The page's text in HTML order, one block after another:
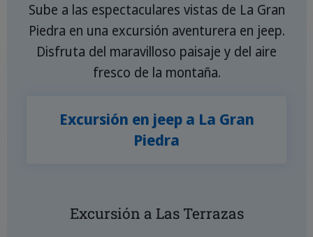
Sube a las espectaculares vistas de La Gran
Piedra en una excursión aventurera en jeep.
Disfruta del maravilloso paisaje y del aire
fresco de la montaña.
Excursión en jeep a La Gran
Piedra
Excursión a Las Terrazas